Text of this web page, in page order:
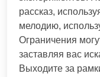
рассказ,
мелодию,
Ограничения
заставляя вас
Выходите за